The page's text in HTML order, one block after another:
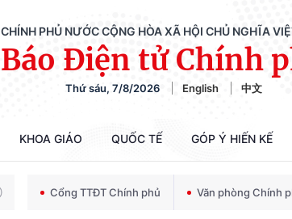
CHÍNH PHỦ NƯỚC CỘNG HÒA XÃ HỘI CHỦ NGHĨA
Báo Điện tử Chính
Thứ sáu, 7/8/2026 English 中文
KHOA GIÁO QUỐC TẾ GÓP Ý HIẾN KẾ
Cổng TTĐT Chính phủ Văn phòng Chính